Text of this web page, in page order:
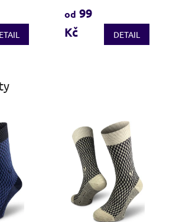
produktu
je
5,0
od 99
Kč
DETAIL